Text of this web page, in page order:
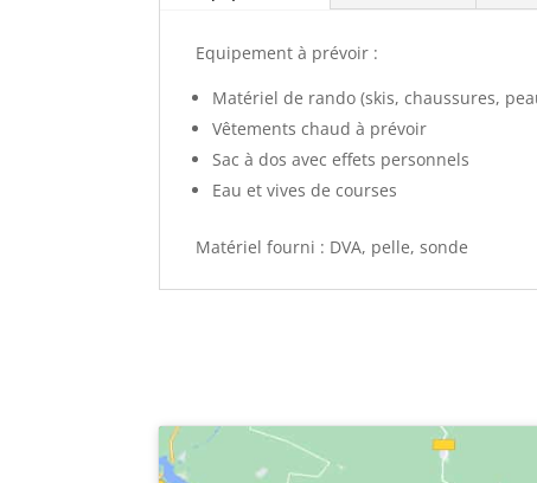
Equipement à prévoir :
Matériel de rando (skis, chaussures,
Vêtements chaud à prévoir
Sac à dos avec effets personnels
Eau et vives de courses
Matériel fourni : DVA, pelle, sonde